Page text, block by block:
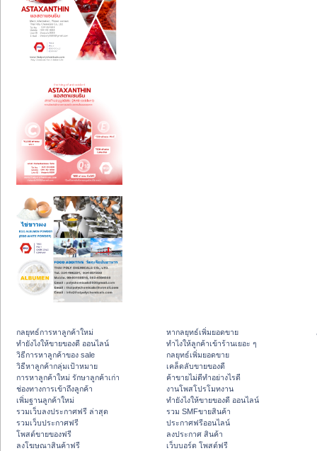
กลยุทธ์การหาลูกค้าใหม่
ทํายังไงให้ขายของดี ออนไลน์
วิธีการหาลูกค้าของ sale
วิธีหาลูกค้ากลุ่มเป้าหมาย
การหาลูกค้าใหม่ รักษาลูกค้าเก่า
ช่องทางการเข้าถึงลูกค้า
เพิ่มฐานลูกค้าใหม่
รวมเว็บลงประกาศฟรี ล่าสุด
รวมเว็บประกาศฟรี
โพสต์ขายของฟรี
ลงโฆษณาสินค้าฟรี
หากลยุทธ์เพิ่มยอดขาย
ทําไงให้ลูกค้าเข้าร้านเยอะ ๆ
กลยุทธ์เพิ่มยอดขาย
เคล็ดลับขายของดี
ค้าขายไม่ดีทำอย่างไรดี
งานโพสโปรโมทงาน
ทํายังไงให้ขายของดี ออนไลน์
รวม SMFขายสินค้า
ประกาศฟรีออนไลน์
ลงประกาศ สินค้า
เว็บบอร์ด โพสต์ฟรี